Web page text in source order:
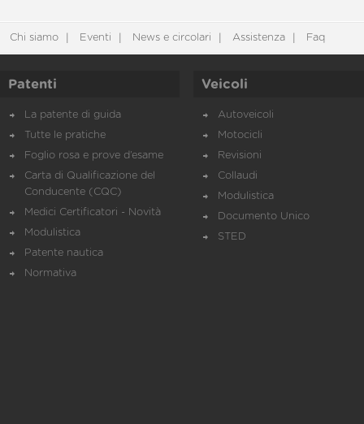
Chi siamo Eventi News e circolari Assistenza Faq
Patenti
La patente di guida
Tutte le pratiche
Foglio rosa e prove d’esame
Carta di Qualificazione del
Conducente (CQC)
Medici Certificatori - Novità
Modulistica
Patente nautica
Normativa
Veicoli
Autoveicoli
Motocicli
Revisioni
Collaudi
Modulistica
Documento Unico
STED